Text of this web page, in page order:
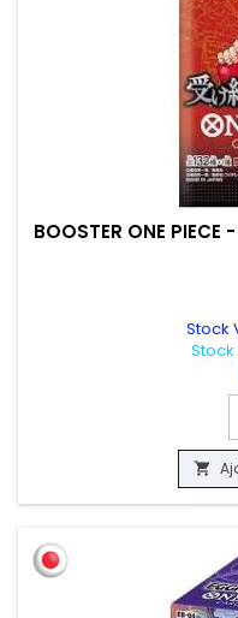
BOOSTER ONE PIECE
Stock
